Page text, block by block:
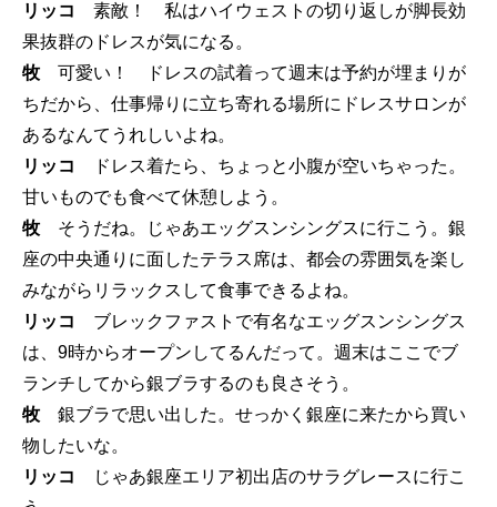
リッコ
素敵！ 私はハイウェストの切り返しが脚長効
果抜群のドレスが気になる。
牧可愛い！ ドレスの試着って週末は予約が埋まりが
ちだから、仕事帰りに立ち寄れる場所にドレスサロンが
あるなんてうれしいよね。
リッコ
ドレス着たら、ちょっと小腹が空いちゃった。
甘いものでも食べて休憩しよう。
牧そうだね。じゃあエッグスンシングスに行こう。銀
座の中央通りに面したテラス席は、都会の雰囲気を楽し
みながらリラックスして食事できるよね。
リッコ
ブレックファストで有名なエッグスンシングス
は、9時からオープンしてるんだって。週末はここでブ
ランチしてから銀ブラするのも良さそう。
牧銀ブラで思い出した。せっかく銀座に来たから買い
物したいな。
リッコ
じゃあ銀座エリア初出店のサラグレースに行こ